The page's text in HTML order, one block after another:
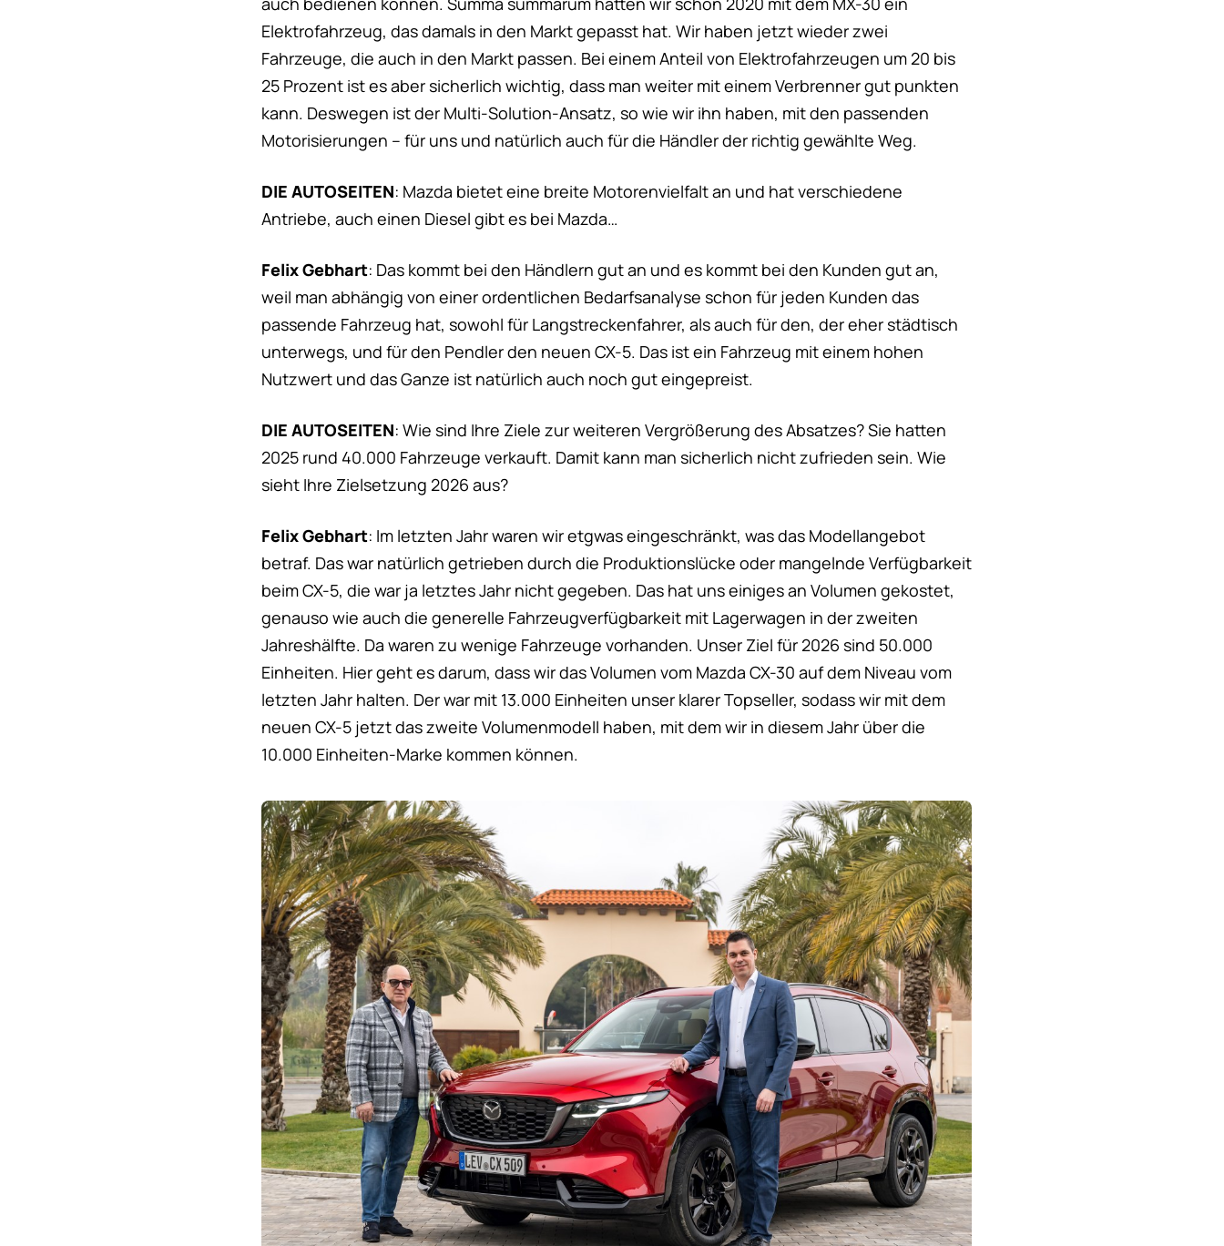
Elektrofahrzeug, das damals in den Markt gepasst hat. Wir haben jetzt wieder zwei
Fahrzeuge, die auch in den Markt passen. Bei einem Anteil von Elektrofahrzeugen um 20 bis
25 Prozent ist es aber sicherlich wichtig, dass man weiter mit einem Verbrenner gut punkten
kann. Deswegen ist der Multi-Solution-Ansatz, so wie wir ihn haben, mit den passenden
Motorisierungen – für uns und natürlich auch für die Händler der richtig gewählte Weg.
DIE AUTOSEITEN: Mazda bietet eine breite Motorenvielfalt an und hat verschiedene
Antriebe, auch einen Diesel gibt es bei Mazda…
Felix Gebhart: Das kommt bei den Händlern gut an und es kommt bei den Kunden gut an,
weil man abhängig von einer ordentlichen Bedarfsanalyse schon für jeden Kunden das
passende Fahrzeug hat, sowohl für Langstreckenfahrer, als auch für den, der eher städtisch
unterwegs, und für den Pendler den neuen CX-5. Das ist ein Fahrzeug mit einem hohen
Nutzwert und das Ganze ist natürlich auch noch gut eingepreist.
DIE AUTOSEITEN: Wie sind Ihre Ziele zur weiteren Vergrößerung des Absatzes? Sie hatten
2025 rund 40.000 Fahrzeuge verkauft. Damit kann man sicherlich nicht zufrieden sein. Wie
sieht Ihre Zielsetzung 2026 aus?
Felix Gebhart: Im letzten Jahr waren wir etgwas eingeschränkt, was das Modellangebot
betraf. Das war natürlich getrieben durch die Produktionslücke oder mangelnde Verfügbarkeit
beim CX-5, die war ja letztes Jahr nicht gegeben. Das hat uns einiges an Volumen gekostet,
genauso wie auch die generelle Fahrzeugverfügbarkeit mit Lagerwagen in der zweiten
Jahreshälfte. Da waren zu wenige Fahrzeuge vorhanden. Unser Ziel für 2026 sind 50.000
Einheiten. Hier geht es darum, dass wir das Volumen vom Mazda CX-30 auf dem Niveau vom
letzten Jahr halten. Der war mit 13.000 Einheiten unser klarer Topseller, sodass wir mit dem
neuen CX-5 jetzt das zweite Volumenmodell haben, mit dem wir in diesem Jahr über die
10.000 Einheiten-Marke kommen können.